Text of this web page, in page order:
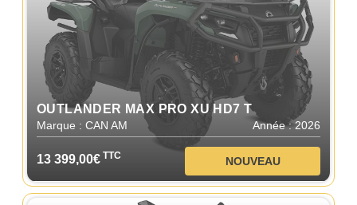
OUTLANDER MAX PRO XU HD7 T
Marque : CAN AM Année : 2026
13 399,00€ TTC NOUVEAU